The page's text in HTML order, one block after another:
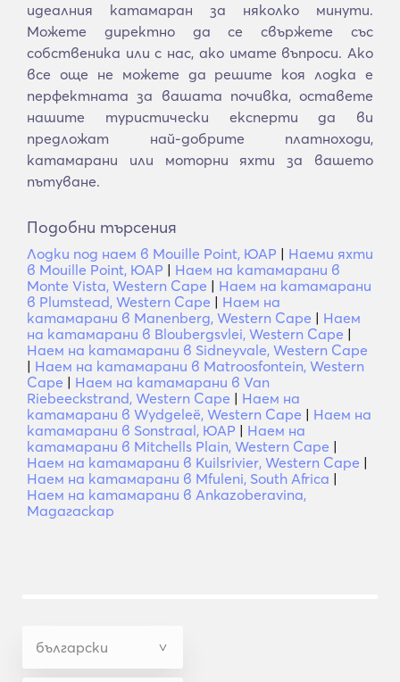
идеалния катамаран за няколко минути.
Можете директно да се свържете със
собственика или с нас, ако имате въпроси. Ако
все още не можете да решите коя лодка е
перфектната за вашата почивка, оставете
нашите туристически експерти да ви
предложат най-добрите платноходи,
катамарани или моторни яхти за вашето
пътуване.
Подобни търсения
Лодки под наем в Mouille Point, ЮАР | Наеми яхти
в Mouille Point, ЮАР | Наем на катамарани в
Monte Vista, Western Cape | Наем на катамарани
в Plumstead, Western Cape | Наем на
катамарани в Manenberg, Western Cape | Наем
на катамарани в Bloubergsvlei, Western Cape |
Наем на катамарани в Sidneyvale, Western Cape
| Наем на катамарани в Matroosfontein, Western
Cape | Наем на катамарани в Van
Riebeeckstrand, Western Cape | Наем на
катамарани в Wydgeleë, Western Cape | Наем на
катамарани в Sonstraal, ЮАР | Наем на
катамарани в Mitchells Plain, Western Cape |
Наем на катамарани в Kuilsrivier, Western Cape |
Наем на катамарани в Mfuleni, South Africa |
Наем на катамарани в Ankazoberavina,
Мадагаскар